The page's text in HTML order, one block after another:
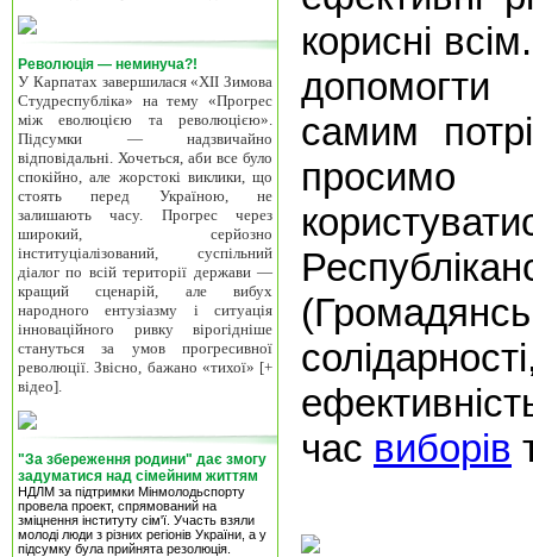
Революція — неминуча?!
У Карпатах завершилася «ХІІ Зимова
Студреспубліка» на тему «Прогрес
між еволюцією та революцією».
Підсумки — надзвичайно
відповідальні. Хочеться, аби все було
спокійно, але жорстокі виклики, що
стоять перед Україною, не
залишають часу. Прогрес через
широкий, серйозно
інституціалізований, суспільний
діалог по всій території держави —
кращий сценарій, але вибух
народного ентузіазму і ситуація
інноваційного ривку вірогідніше
стануться за умов прогресивної
революції. Звісно, бажано «тихої» [+
відео].
"За збереження родини" дає змогу
задуматися над сімейним життям
НДЛМ за підтримки Мінмолодьспорту
провела проект, спрямований на
зміцнення інституту сім'ї. Участь взяли
молоді люди з різних регіонів України, а у
підсумку була прийнята резолюція.
корисні
самим
просимо
час виборів